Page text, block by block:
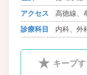
アクセス
高徳線、
診療科目
内科、外
肛門科
キープす